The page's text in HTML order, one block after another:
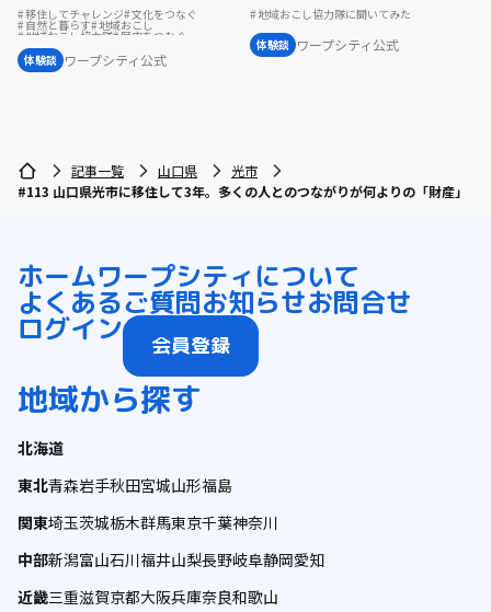
移住してチャレンジ 文化をつなぐ
自然と暮らす 地域おこし
地域おこし協力隊 歴史をつむぐ
地域を活性化
地域おこし協力隊に聞いてみた
体験談 ワープシティ公式
地域おこし協力隊に聞いてみた
体験談 ワープシティ公式
記事一覧 山口県
光市
#113 山口県光市に移住して3年。多くの人とのつながりが何よりの「財産」
ホームワープシティについて
よくあるご質問お知らせお問合せ
ログイン 会員登録
地域から探す
北海道
東北青森岩手秋田宮城山形福島
関東埼玉茨城栃木群馬東京千葉神奈川
中部新潟富山石川福井山梨長野岐阜静岡愛知
近畿三重滋賀京都大阪兵庫奈良和歌山